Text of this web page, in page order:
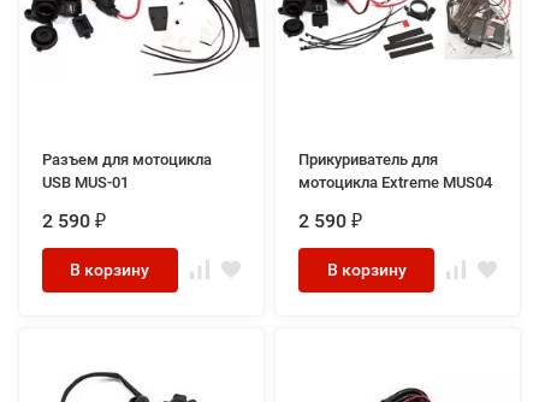
Разъем для мотоцикла
USB MUS-01
2 590 ₽
В корзину
Прикуриватель для
мотоцикла Extreme MUS04
2 590 ₽
В корзину